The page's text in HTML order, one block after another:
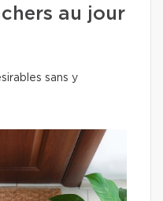
au jour
sans y